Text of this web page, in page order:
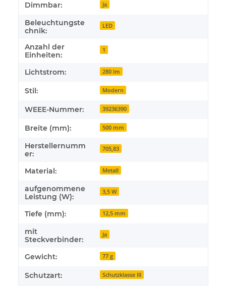
Dimmbar: Ja
Beleuchtungste
chnik:
LED
Anzahl der
Einheiten:
1
Lichtstrom: 280 lm
Stil: Modern
WEEE-Nummer: 39236390
Breite (mm): 500 mm
Herstellernumm
er:
705,83
Material: Metall
aufgenommene
Leistung (W):
3,5 W
Tiefe (mm): 12,5 mm
mit
Steckverbinder:
Ja
Gewicht: 77 g
Schutzart: Schutzklasse III